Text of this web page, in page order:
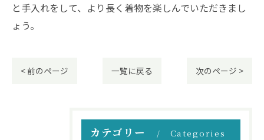
と手入れをして、より長く着物を楽しんでいただきまし
ょう。
< 前のページ 一覧に戻る 次のページ >
カテゴリー Categories